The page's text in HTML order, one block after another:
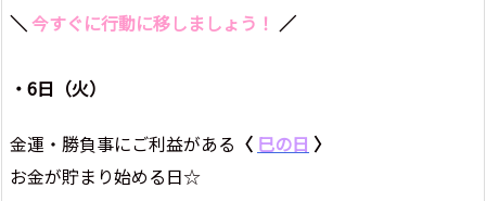
＼ 今すぐに行動に移しましょう！ ／
・6日（火）
金運・勝負事にご利益がある 〈 巳の日 〉
お金が貯まり始める日☆